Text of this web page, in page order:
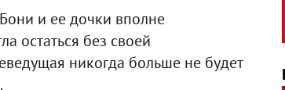
и ее дочки вполне
остаться без своей
никогда больше не будет